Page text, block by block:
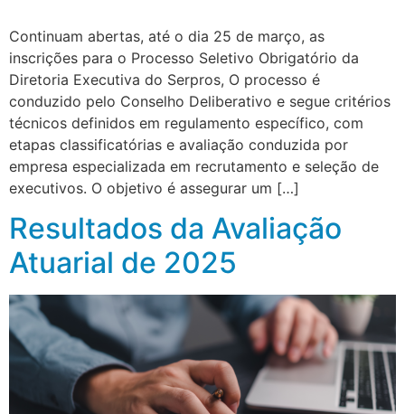
Continuam abertas, até o dia 25 de março, as
inscrições para o Processo Seletivo Obrigatório da
Diretoria Executiva do Serpros, O processo é
conduzido pelo Conselho Deliberativo e segue critérios
técnicos definidos em regulamento específico, com
etapas classificatórias e avaliação conduzida por
empresa especializada em recrutamento e seleção de
executivos. O objetivo é assegurar um […]
Resultados da Avaliação
Atuarial de 2025